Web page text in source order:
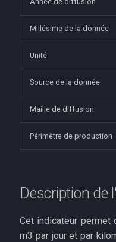
Millésime de la donnée
Unité
Source de la donnée
Maille de diffusion
Périmètre de production
Description de
Cet indicateur
m3 par jour et par